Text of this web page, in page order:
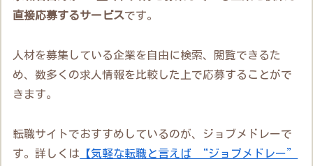
直接応募するサービスです。
人材を募集している企業を自由に検索、閲覧できるた
め、数多くの求人情報を比較した上で応募することがで
きます。
転職サイトでおすすめしているのが、ジョブメドレーで
す。詳しくは 【気軽な転職と言えば “ジョブメドレー”